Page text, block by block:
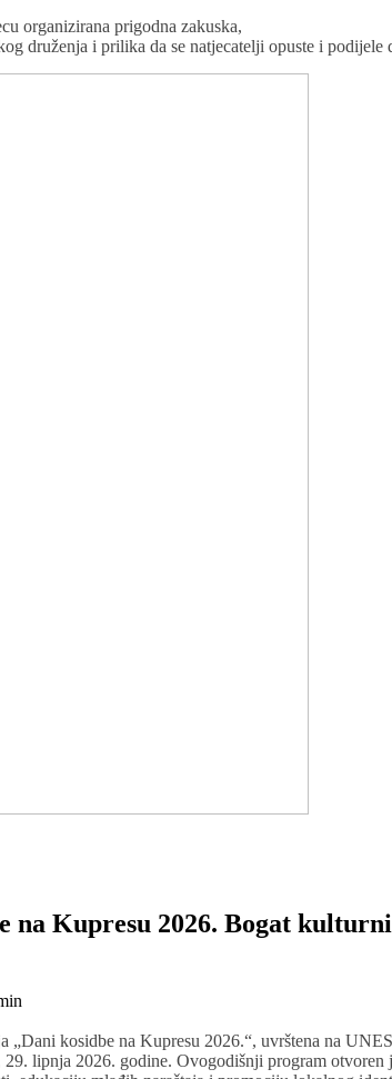
organizirana prigodna zakuska,
druženja i prilika da se natjecatelji opuste i podijele
na Kupresu 2026. Bogat
„Dani kosidbe na Kupresu 2026.“, uvrštena na
29. lipnja 2026. godine. Ovogodišnji program